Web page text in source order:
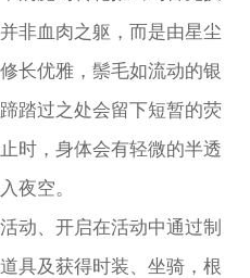
非血肉之躯，而是由星尘
长优雅，鬃毛如流动的银
踏过之处会留下短暂的荧
时，身体会有轻微的半透
夜空。
动、开启在活动中通过制
具及获得时装、坐骑，根